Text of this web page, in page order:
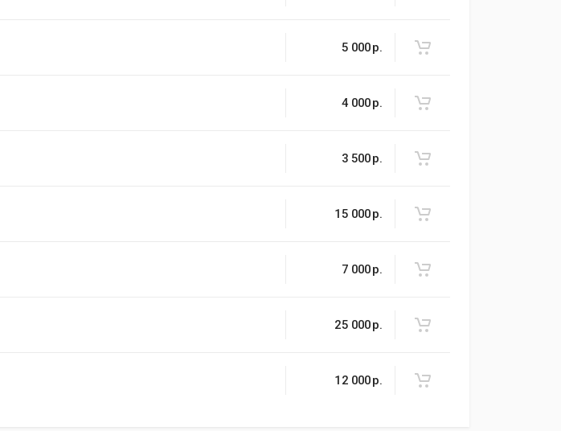
5 000р.
4 000р.
3 500р.
15 000р.
7 000р.
25 000р.
12 000р.